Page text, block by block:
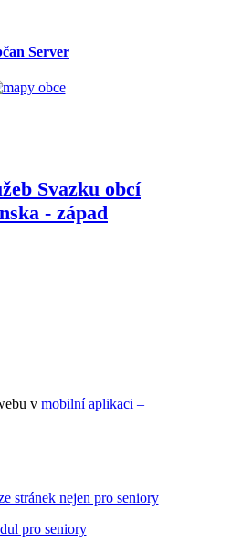
Server
Svazku obcí
- západ
v mobilní aplikaci –
stránek nejen pro seniory